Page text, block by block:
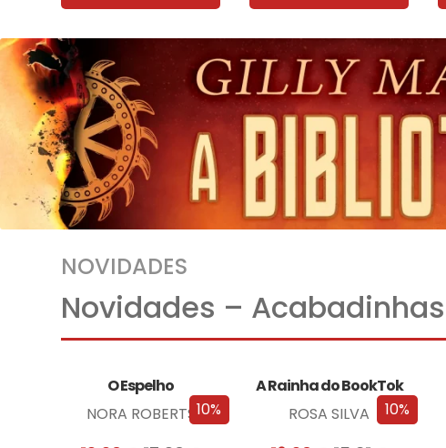
NOVIDADES
Novidades –
10%
O Espelho
NORA ROBERTS
10%
A Rainha do BookTok
ROSA SILVA